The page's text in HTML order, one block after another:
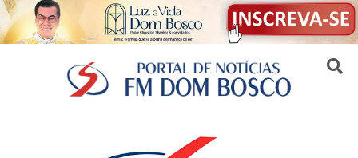
Sair da versão mobile